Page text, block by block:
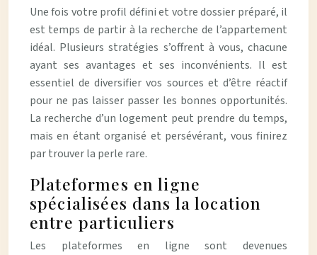
Une fois votre profil défini et votre dossier préparé, il
est temps de partir à la recherche de l’appartement
idéal. Plusieurs stratégies s’offrent à vous, chacune
ayant ses avantages et ses inconvénients. Il est
essentiel de diversifier vos sources et d’être réactif
pour ne pas laisser passer les bonnes opportunités.
La recherche d’un logement peut prendre du temps,
mais en étant organisé et persévérant, vous finirez
par trouver la perle rare.
Plateformes en ligne
spécialisées dans la location
entre particuliers
Les plateformes en ligne sont devenues